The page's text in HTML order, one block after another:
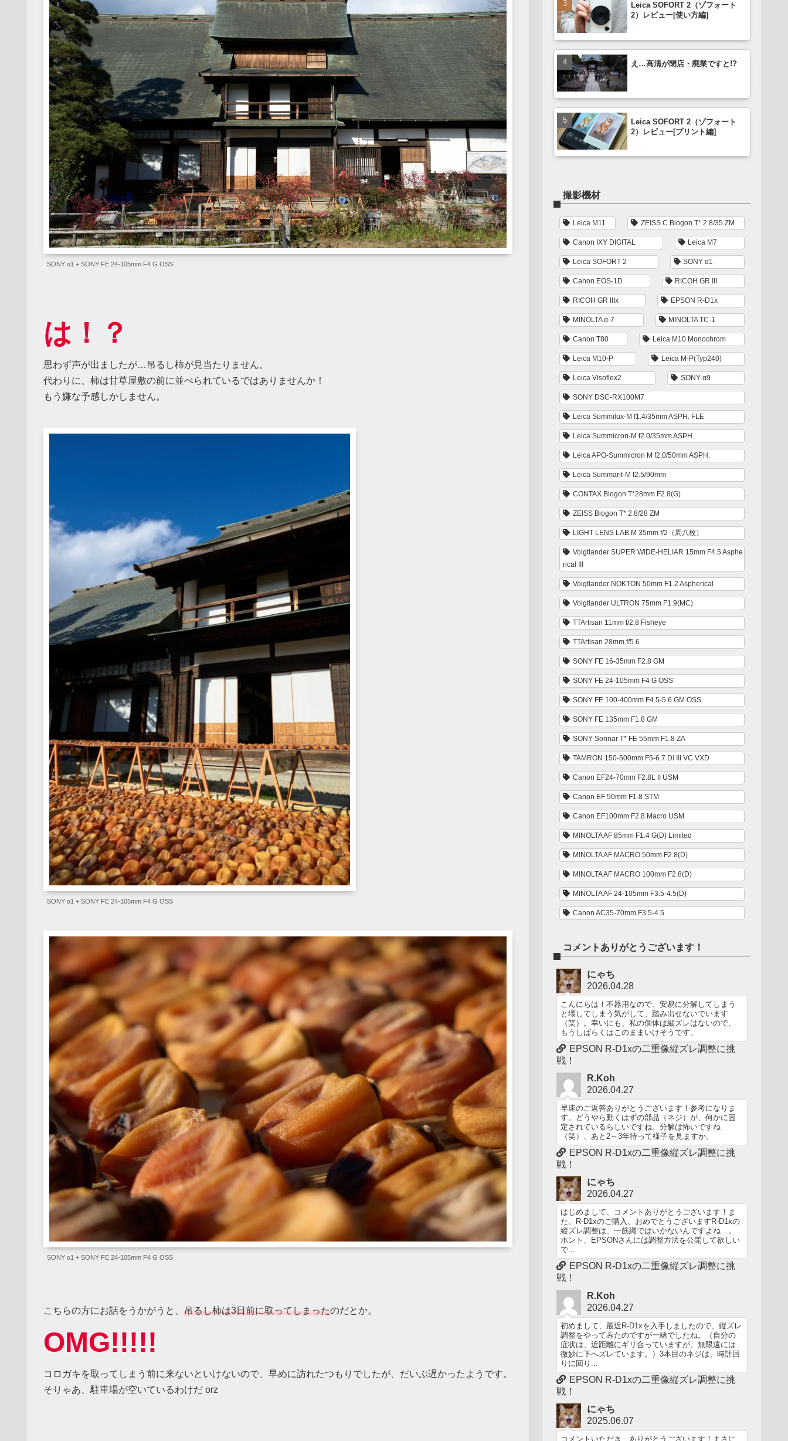
SONY α1 + SONY FE 24-105mm F4 G OSS
は！？
思わず声が出ましたが…吊るし柿が見当たりません。
代わりに、柿は甘草屋敷の前に並べられているではありませんか！
もう嫌な予感しかしません。
SONY α1 + SONY FE 24-105mm F4 G OSS
SONY α1 + SONY FE 24-105mm F4 G OSS
こちらの方にお話をうかがうと、 吊るし柿は3日前に取ってしまったのだとか。
OMG!!!!!
コロガキを取ってしまう前に来ないといけないので、早めに訪れたつもりでしたが、だいぶ遅かったようです。
そりゃあ、駐車場が空いているわけだ orz
Leica SOFORT 2（ゾフォート
2）レビュー[使い方編]
え…高清が閉店・廃業ですと!?
Leica SOFORT 2（ゾフォート
2）レビュー[プリント編]
撮影機材
Leica M11 ZEISS C Biogon T* 2.8/35 ZM
Canon IXY DIGITAL Leica M7
Leica SOFORT 2 SONY α1
Canon EOS-1D RICOH GR III
RICOH GR IIIx EPSON R-D1x
MINOLTA α-7 MINOLTA TC-1
Canon T80 Leica M10 Monochrom
Leica M10-P Leica M-P(Typ240)
Leica Visoflex2 SONY α9
SONY DSC-RX100M7
Leica Summilux-M f1.4/35mm ASPH. FLE
Leica Summicron-M f2.0/35mm ASPH.
Leica APO-Summicron M f2.0/50mm ASPH.
Leica Summarit-M f2.5/90mm
CONTAX Biogon T*28mm F2.8(G)
ZEISS Biogon T* 2.8/28 ZM
LIGHT LENS LAB M 35mm f/2（周八枚）
Voigtlander SUPER WIDE-HELIAR 15mm F4.5 Asphe
rical III
Voigtlander NOKTON 50mm F1.2 Aspherical
Voigtlander ULTRON 75mm F1.9(MC)
TTArtisan 11mm f/2.8 Fisheye
TTArtisan 28mm f/5.6
SONY FE 16-35mm F2.8 GM
SONY FE 24-105mm F4 G OSS
SONY FE 100-400mm F4.5-5.6 GM OSS
SONY FE 135mm F1.8 GM
SONY Sonnar T* FE 55mm F1.8 ZA
TAMRON 150-500mm F5-6.7 Di III VC VXD
Canon EF24-70mm F2.8L II USM
Canon EF 50mm F1.8 STM
Canon EF100mm F2.8 Macro USM
MINOLTA AF 85mm F1.4 G(D) Limited
MINOLTA AF MACRO 50mm F2.8(D)
MINOLTA AF MACRO 100mm F2.8(D)
MINOLTA AF 24-105mm F3.5-4.5(D)
Canon AC35-70mm F3.5-4.5
コメントありがとうございます！
にゃち
2026.04.28
こんにちは！不器用なので、安易に分解してしまう
と壊してしまう気がして、踏み出せないでいます
（笑）。幸いにも、私の個体は縦ズレはないので、
もうしばらくはこのままいけそうです。
EPSON R-D1xの二重像縦ズレ調整に挑
戦！
R.Koh
2026.04.27
早速のご返答ありがとうございます！参考になりま
す。どうやら動くはずの部品（ネジ）が、何かに固
定されているらしいですね。分解は怖いですね
（笑）、あと2～3年待って様子を見ますか。
EPSON R-D1xの二重像縦ズレ調整に挑
戦！
にゃち
2026.04.27
はじめまして、コメントありがとうございます！ま
た、R-D1xのご購入、おめでとうございますR-D1xの
縦ズレ調整は、一筋縄ではいかないんですよね…。
ホント、EPSONさんには調整方法を公開して欲しい
で...
EPSON R-D1xの二重像縦ズレ調整に挑
戦！
R.Koh
2026.04.27
初めまして、最近R-D1xを入手しましたので、縦ズレ
調整をやってみたのですが一緒でしたね。（自分の
症状は、近距離にギリ合っていますが、無限遠には
微妙に下へズレています。）3本目のネジは、時計回
りに回り...
EPSON R-D1xの二重像縦ズレ調整に挑
戦！
にゃち
2025.06.07
コメントいただき、ありがとうございます！まさに